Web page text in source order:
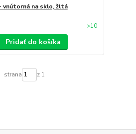
vnútorná na sklo, žltá
>10
Pridať do košíka
strana z 1